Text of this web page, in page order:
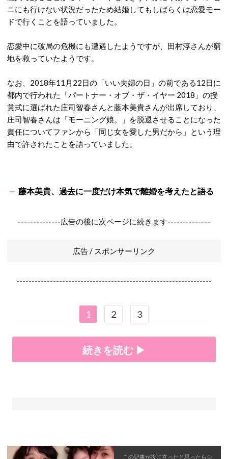
ニにも行けない状況だったため結婚してもしばらくは恋愛モー
ドで行くことを語っていました。
恋愛中に破局の危機にも遭遇したようですが、田村淳さんが窮
地を救っていたようです。
なお、2018年11月22日の「いい夫婦の日」の前である12日に
都内で行われた「パートナー・オブ・ザ・イヤー 2018」の授
賞式に選ばれた庄司智春さんと藤本美貴さんが出席しており、
庄司智春さんは「モーニング娘。」を脱退させることになった
責任についてファンから「同じ女を愛した男だから」という理
由で許されたことを語っていました。
藤本美貴、過去に一度だけ本気で離婚を考えたと語る
--------------広告の後に次ページに続きます--------------
広告 / スポンサーリンク
----------------------------------------------------------------
1 2 3
続きを読む ▶
この記事が役に立ったと思ったらシ